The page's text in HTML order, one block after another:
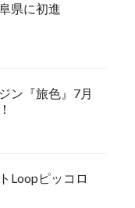
県に初進
ン『旅色』7月
Loopピッコロ